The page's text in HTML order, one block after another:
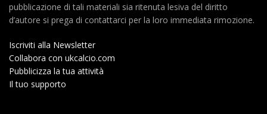
pubblicazione di tali materiali sia ritenuta lesiva del diritto
d’autore si prega di contattarci per la loro immediata rimozione.
Iscriviti alla Newsletter
Collabora con ukcalcio.com
Pubblicizza la tua attività
Il tuo supporto